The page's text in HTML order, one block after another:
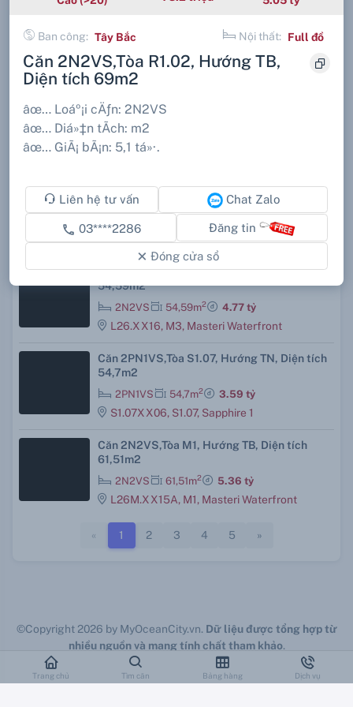
52m2
1PN+1 52m2 4.1 tỷ
R1.01XX20, R1.01, Zenpark
Tòa Hướng m2
5.43 tỷ
S1.XX91X11
Tòa Hướng TB-TN 76.4m2
76.4m 5.46 tỷ
S2.XX3XX17
Căn 2N2VS,Tòa M3, Hướng TN, Diện tích
54,59m2
2N2VS 54,59m2 4.77 tỷ
L26.XX16, M3, Masteri Waterfront
Căn 2PN1VS,Tòa S1.07, Hướng TN, Diện tích
54,7m2
2PN1VS 54,7m2 3.59 tỷ
S1.07XX06, S1.07, Sapphire 1
Căn 2N2VS,Tòa M1, Hướng TB, Diện tích
61,51m2
2N2VS 61,51m2 5.36 tỷ
L26M.XX15A, M1, Masteri Waterfront
« 1 2 3 4 5 »
©Copyright 2026 by MyOceanCity.vn. Dữ liệu được tổng hợp từ
nhiều nguồn và mang tính chất tham khảo.
Vui lòng check lại chính doanh nghiệp các bạn đang công tác.
Trang chủ Tìm căn Bảng hàng Dịch vụ
Ban công: Tây Bắc Nội thất: Full đồ
Căn 2N2VS,Tòa R1.02, Hướng TB,
Diện tích 69m2
âœ… Loáº¡i cÄƒn: 2N2VS
âœ… Diá»‡n tÃ­ch: m2
âœ… GiÃ¡ bÃ¡n: 5,1 tá»·.
Liên hệ tư vấn Chat Zalo
call 03****2286 Đăng tin
Đóng cửa sổ